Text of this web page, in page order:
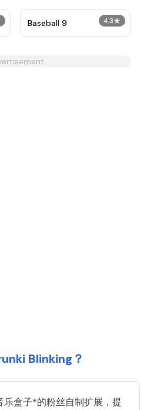
4.3★
Baseball 9
Blinking？
乐盒子*的粉丝自制扩展，提